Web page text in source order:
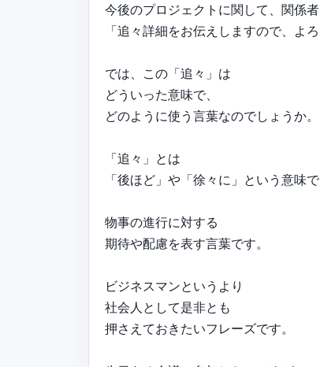
今後のプロジェクトに関して、関係
「追々詳細をお伝えしますので、よ
では、この「追々」は
どういった意味で、
どのように使う言葉なのでしょうか。
「追々」とは
「後ほど」や「徐々に」という意味で
物事の進行に対する
期待や配慮を表す言葉です。
ビジネスマンというより
社会人として是非とも
押さえておきたいフレーズです。